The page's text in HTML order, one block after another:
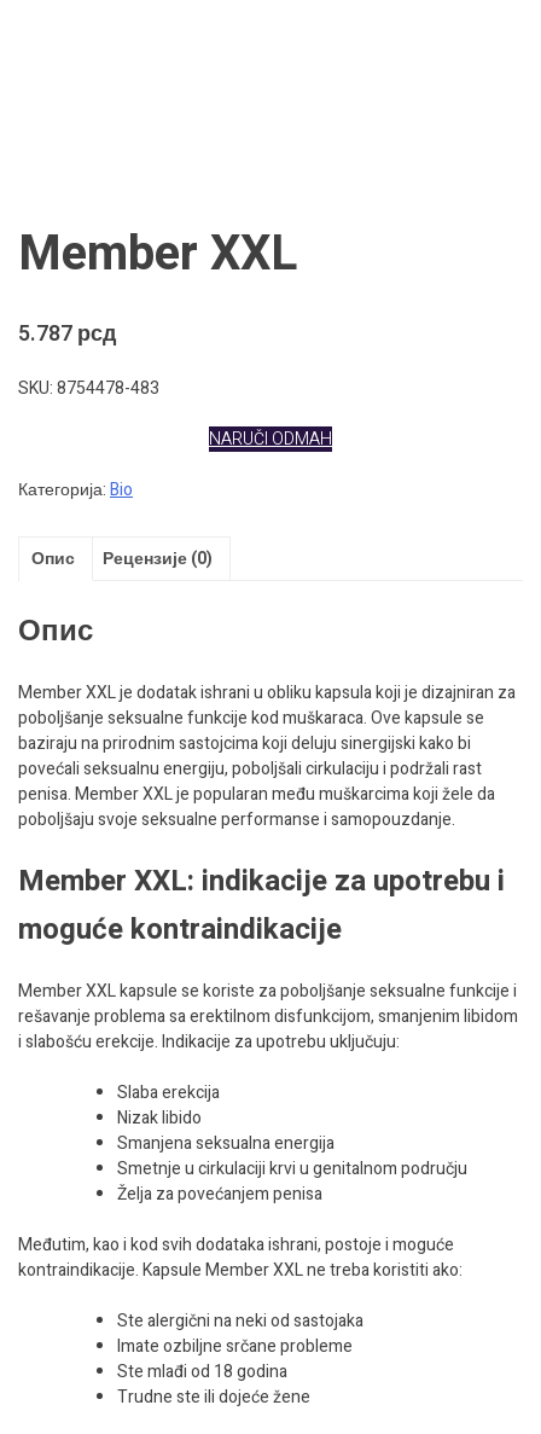
Member XXL
5.787рсд
SKU: 8754478-483
NARUČI ODMAH
Категорија:Bio
Опис Рецензије (0)
Опис
Member XXL je dodatak ishrani u obliku kapsula koji je dizajniran za
poboljšanje seksualne funkcije kod muškaraca. Ove kapsule se
baziraju na prirodnim sastojcima koji deluju sinergijski kako bi
povećali seksualnu energiju, poboljšali cirkulaciju i podržali rast
penisa. Member XXL je popularan među muškarcima koji žele da
poboljšaju svoje seksualne performanse i samopouzdanje.
Member XXL: indikacije za upotrebu i
moguće kontraindikacije
Member XXL kapsule se koriste za poboljšanje seksualne funkcije i
rešavanje problema sa erektilnom disfunkcijom, smanjenim libidom
i slabošću erekcije. Indikacije za upotrebu uključuju:
Slaba erekcija
Nizak libido
Smanjena seksualna energija
Smetnje u cirkulaciji krvi u genitalnom području
Želja za povećanjem penisa
Međutim, kao i kod svih dodataka ishrani, postoje i moguće
kontraindikacije. Kapsule Member XXL ne treba koristiti ako:
Ste alergični na neki od sastojaka
Imate ozbiljne srčane probleme
Ste mlađi od 18 godina
Trudne ste ili dojeće žene